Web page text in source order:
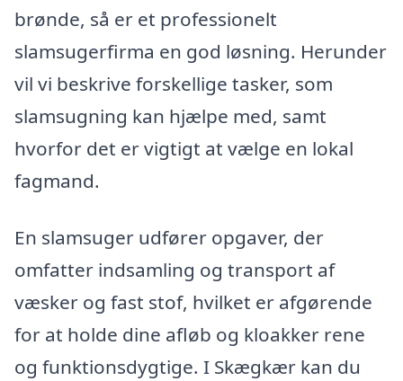
brønde, så er et professionelt
slamsugerfirma en god løsning. Herunder
vil vi beskrive forskellige tasker, som
slamsugning kan hjælpe med, samt
hvorfor det er vigtigt at vælge en lokal
fagmand.
En slamsuger udfører opgaver, der
omfatter indsamling og transport af
væsker og fast stof, hvilket er afgørende
for at holde dine afløb og kloakker rene
og funktionsdygtige. I Skægkær kan du